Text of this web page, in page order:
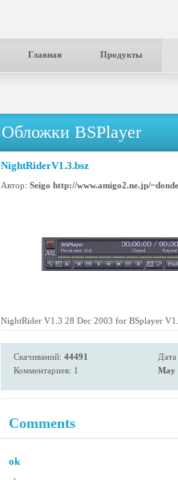
Главная Продукты
Обложки BSPlayer
NightRiderV1.3.bsz
Автор: Seigo http://www.amigo2.ne.jp/
NightRider V1.3 28 Dec 2003 for BSplayer
Скачиваний: 44491
Комментариев: 1
Дата
May
Comments
ok